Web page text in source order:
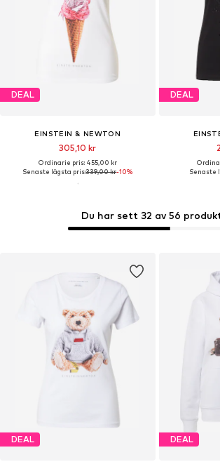
Du har sett 32 av 56
DEAL
EINSTEIN & NEWTON
305,10 kr
Ordinarie pris: 455,00 kr
Senaste lägsta pris:339,00 kr-10%
DEAL
Senaste
DEAL DEAL